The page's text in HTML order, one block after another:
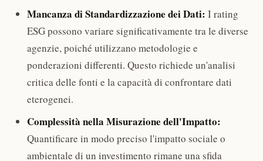
Mancanza di Standardizzazione dei Dati: I rating
ESG possono variare significativamente tra le diverse
agenzie, poiché utilizzano metodologie e
ponderazioni differenti. Questo richiede un'analisi
critica delle fonti e la capacità di confrontare dati
eterogenei.
Complessità nella Misurazione dell'Impatto:
Quantificare in modo preciso l'impatto sociale o
ambientale di un investimento rimane una sfida